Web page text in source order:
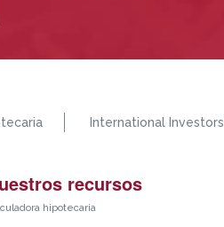
International Investors
recursos
hipotecaria